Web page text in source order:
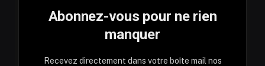
Abonnez-vous pour ne rien
manquer
Recevez directement dans votre boîte mail nos